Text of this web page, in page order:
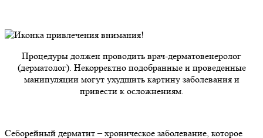
Процедуры должен проводить врач-дерматовенеролог
(дерматолог). Некорректно подобранные и проведенные
манипуляции могут ухудшить картину заболевания и
привести к осложнениям.
Себорейный дерматит – хроническое заболевание, которое